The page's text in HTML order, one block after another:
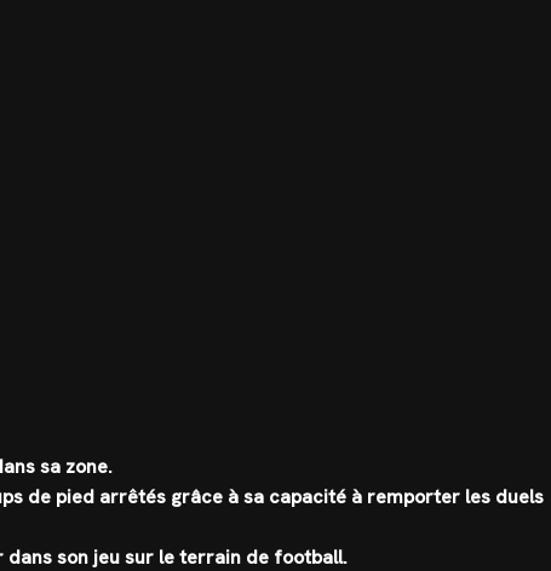
sa zone.
de pied arrêtés grâce à sa capacité à remporter les duels
dans son jeu sur le terrain de football.